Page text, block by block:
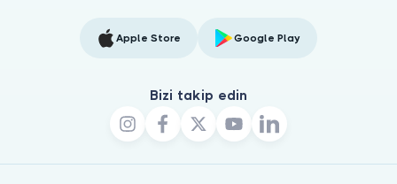
Apple Store Google Play
Bizi takip edin